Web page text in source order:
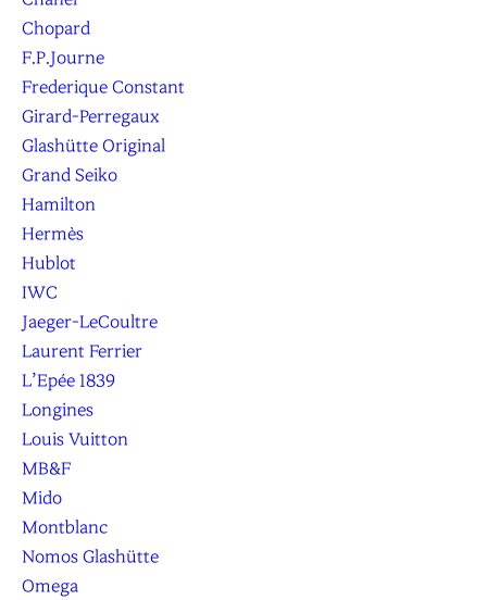
Chopard
F.P.Journe
Frederique Constant
Girard-Perregaux
Glashütte Original
Grand Seiko
Hamilton
Hermès
Hublot
IWC
Jaeger-LeCoultre
Laurent Ferrier
L’Epée 1839
Longines
Louis Vuitton
MB&F
Mido
Montblanc
Nomos Glashütte
Omega